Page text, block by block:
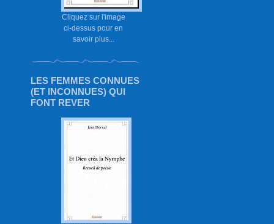
Cliquez sur l'image
ci-dessus pour en
savoir plus...
LES FEMMES CONNUES
(ET INCONNUES) QUI
FONT REVER